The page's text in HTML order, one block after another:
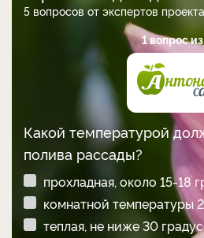
5 вопросов от экспертов
1 вопрос
Какой температурой
полива рассады?
прохладная, около 15-18
комнатной температуры
теплая, не ниже 30